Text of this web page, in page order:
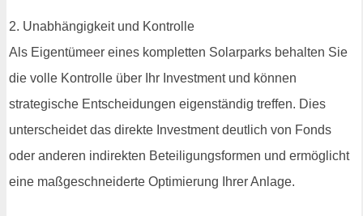
2. Unabhängigkeit und Kontrolle
Als Eigentümeer eines kompletten Solarparks behalten Sie
die volle Kontrolle über Ihr Investment und können
strategische Entscheidungen eigenständig treffen. Dies
unterscheidet das direkte Investment deutlich von Fonds
oder anderen indirekten Beteiligungsformen und ermöglicht
eine maßgeschneiderte Optimierung Ihrer Anlage.